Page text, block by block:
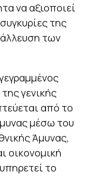
να αξιοποιεί
της
των
γενικής
από το
μέσω του
Άμυνας,
οικονομική
το